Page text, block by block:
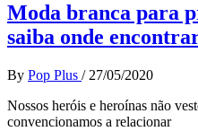
Moda branca para
saiba onde
By Pop Plus / 27/05/2020
Nossos heróis e heroínas não
convencionamos a relacionar